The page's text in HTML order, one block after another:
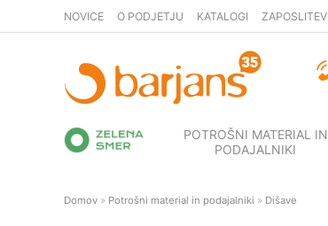
NOVICE O PODJETJU KATALOGI ZAPOSLITEV
POTROŠNI MATERIAL IN
PODAJALNIKI
Domov » Potrošni material in podajalniki » Dišave